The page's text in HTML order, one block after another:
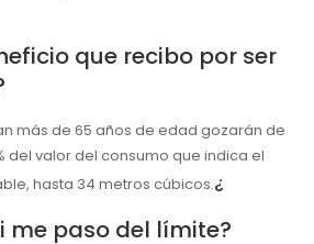
que recibo por ser
más de 65 años de edad gozarán de
del valor del consumo que indica el
hasta 34 metros cúbicos.¿
me paso del límite?